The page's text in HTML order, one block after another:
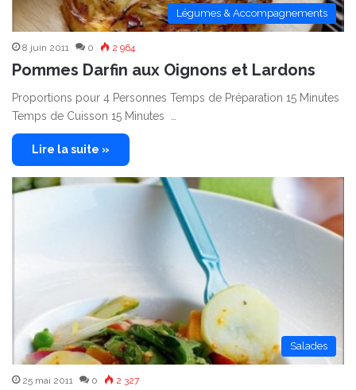
Légumes & Accompagnements
8 juin 2011 0 2 964
Pommes Darfin aux Oignons et Lardons
Proportions pour 4 Personnes Temps de Préparation 15 Minutes
Temps de Cuisson 15 Minutes …
Lire la suite »
Salades
25 mai 2011 0 2 327